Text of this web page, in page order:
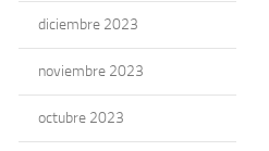
diciembre 2023
noviembre 2023
octubre 2023